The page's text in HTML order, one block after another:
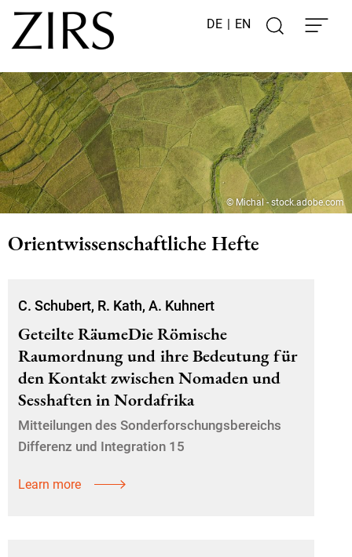
DE | EN
© Michal - stock.adobe.com
Orientwissenschaftliche Hefte
C. Schubert, R. Kath, A. Kuhnert
Geteilte RäumeDie Römische
Raumordnung und ihre Bedeutung für
den Kontakt zwischen Nomaden und
Sesshaften in Nordafrika
Mitteilungen des Sonderforschungsbereichs
Differenz und Integration 15
Learn more